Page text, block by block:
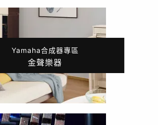
Yamaha合成器專區
金聲樂器